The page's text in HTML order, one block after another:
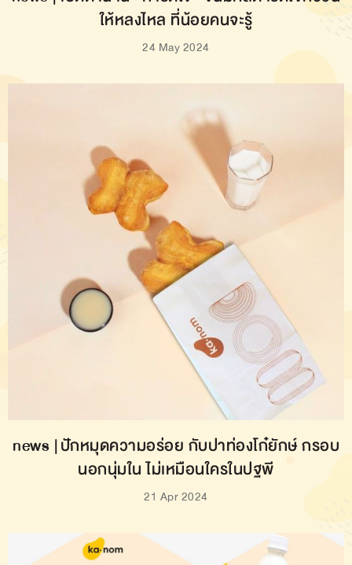
ให้หลงไหล ที่น้อยคนจะรู้
24 May 2024
news | ปักหมุดความอร่อย กับปาท่องโก๋ยักษ์ กรอบ
นอกนุ่มใน ไม่เหมือนใครในปฐพี
21 Apr 2024